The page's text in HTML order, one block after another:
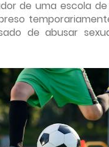
de uma escola
de abusar